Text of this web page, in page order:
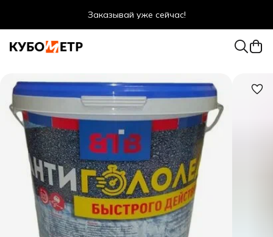
Заказывай уже сейчас!
Оптовые цены даже для физ. лиц